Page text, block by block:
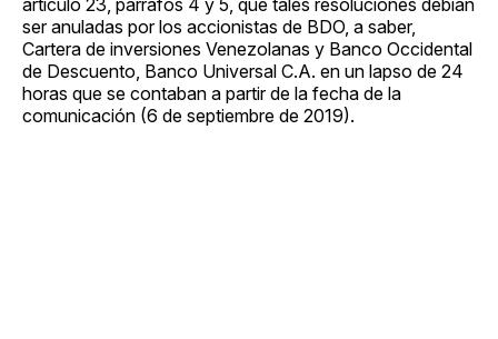
ser anuladas por los accionistas de BDO, a saber,
Cartera de inversiones Venezolanas y Banco Occidental
de Descuento, Banco Universal C.A. en un lapso de 24
horas que se contaban a partir de la fecha de la
comunicación (6 de septiembre de 2019).